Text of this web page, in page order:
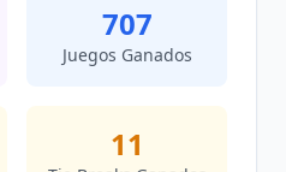
707
Juegos Ganados
11